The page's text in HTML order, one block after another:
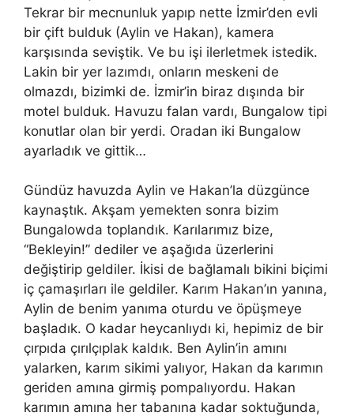
Tekrar bir mecnunluk yapıp nette İzmir’den evli
bir çift bulduk (Aylin ve Hakan), kamera
karşısında seviştik. Ve bu işi ilerletmek istedik.
Lakin bir yer lazımdı, onların meskeni de
olmazdı, bizimki de. İzmir’in biraz dışında bir
motel bulduk. Havuzu falan vardı, Bungalow tipi
konutlar olan bir yerdi. Oradan iki Bungalow
ayarladık ve gittik…
Gündüz havuzda Aylin ve Hakan’la düzgünce
kaynaştık. Akşam yemekten sonra bizim
Bungalowda toplandık. Karılarımız bize,
“Bekleyin!” dediler ve aşağıda üzerlerini
değiştirip geldiler. İkisi de bağlamalı bikini biçimi
iç çamaşırları ile geldiler. Karım Hakan’ın yanına,
Aylin de benim yanıma oturdu ve öpüşmeye
başladık. O kadar heycanlıydı ki, hepimiz de bir
çırpıda çırılçıplak kaldık. Ben Aylin’in amını
yalarken, karım sikimi yalıyor, Hakan da karımın
geriden amına girmiş pompalıyordu. Hakan
karımın amına her tabanına kadar soktuğunda,